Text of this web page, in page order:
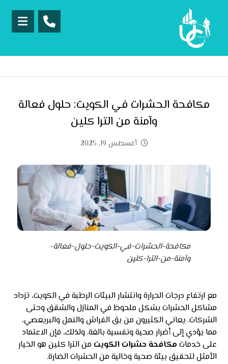
مكافحة الحشرات في الكويت: حلول فعالة
وآمنة من الترا كلين
أغسطس 19, 2025
مكافحة-الحشرات-في-الكويت-حلول-فعالة-
وآمنة-من-الترا-كلين
مع ارتفاع درجات الحرارة وانتشار البيئات الرطبة في الكويت، تزداد
مشاكل الحشرات بشكل ملحوظ في المنازل والشقق وحتى
الشركات. يعاني الكثيرون من بق الفراش والنمل والبريعصي،
مما يؤدي إلى أضرار صحية ونفسية بالغة. ولذلك، فإن الاعتماد
على خدمات مكافحة حشرات الكويت من الترا كلين هو الخيار
الأمثل لتحقيق بيئة صحية وخالية من الحشرات الضارة.